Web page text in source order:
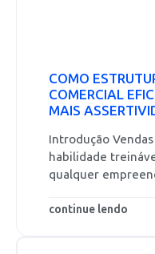
COMO
COMERCIAL
MAIS
Introdução
habilidade
qualquer
continue lendo